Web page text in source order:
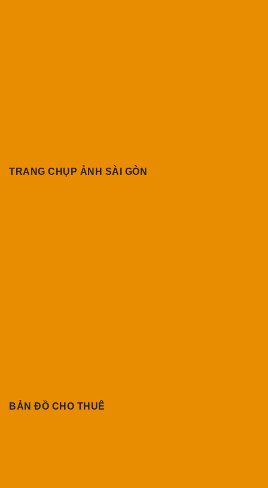
TRANG CHỤP ẢNH SÀI GÒN
BẢN ĐỒ CHO THUÊ